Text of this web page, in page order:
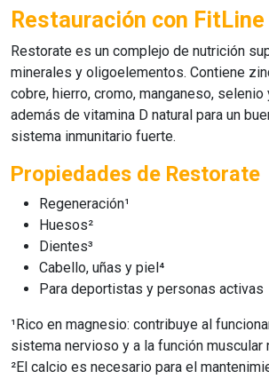
Restauración con
Restorate es un complejo de nutrición
minerales y oligoelementos. Contiene
cobre, hierro, cromo, manganeso, selenio
además de vitamina D natural para un
sistema inmunitario fuerte.
Propiedades de Restorate
Regeneración¹
Huesos²
Dientes³
Cabello, uñas y piel⁴
Para deportistas y personas activas
¹Rico en magnesio: contribuye al
sistema nervioso y a la función muscular
²El calcio es necesario para el